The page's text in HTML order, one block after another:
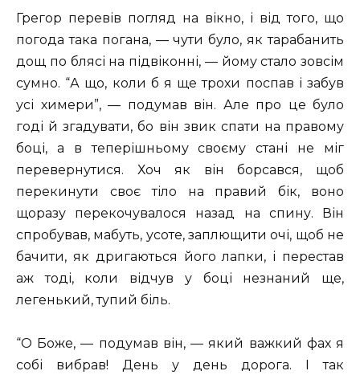
Грегор перевів погляд на вікно, і від того, що
погода така погана, — чути було, як тарабанить
дощ по блясі на підвіконні, — йому стало зовсім
сумно. “А що, коли б я ще трохи поспав і забув
усі химери”, — подумав він. Але про це було
годі й згадувати, бо він звик спати на правому
боці, а в теперішньому своєму стані не міг
перевернутися. Хоч як він борсався, щоб
перекинути своє тіло на правий бік, воно
щоразу перекочувалося назад на спину. Він
спробував, мабуть, усоте, заплющити очі, щоб не
бачити, як дригаються його лапки, і перестав
аж тоді, коли відчув у боці незнаний ще,
легенький, тупий біль.
“О Боже, — подумав він, — який важкий фах я
собі вибрав! День у день дорога. I так